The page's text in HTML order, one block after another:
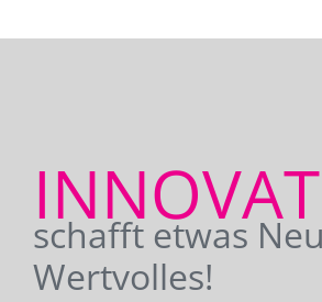
schafft etwas
Wertvolles!